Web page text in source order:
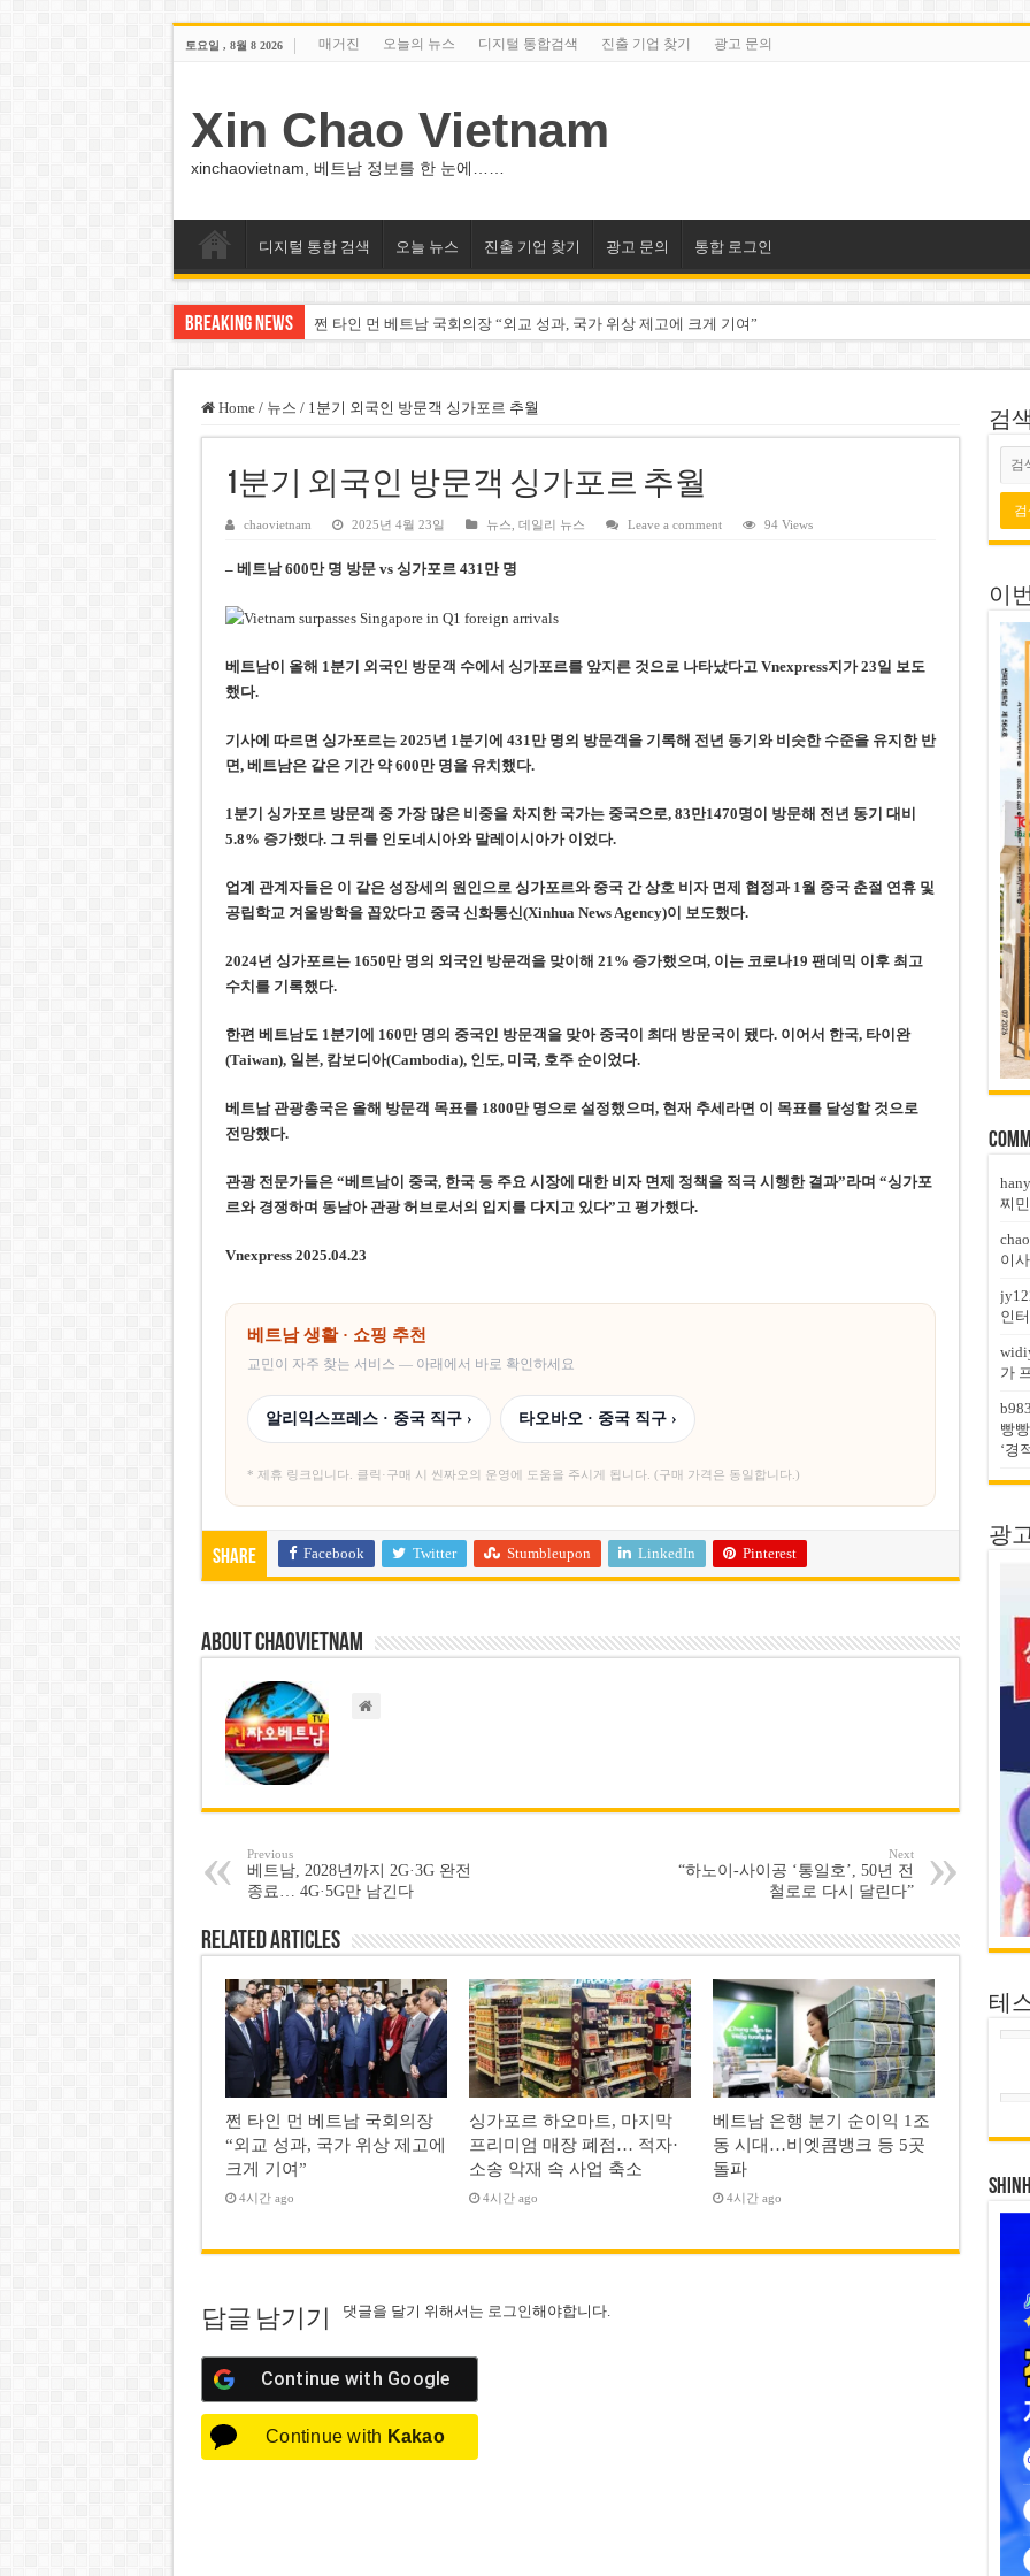
토요일 , 8월 8 2026 매거진 오늘의 뉴스 디지털 통합검색 진출 기업 찾기 광고 문의
Xin Chao Vietnam
xinchaovietnam, 베트남 정보를 한 눈에……
디지털 통합 검색 오늘 뉴스 진출 기업 찾기 광고 문의 통합 로그인
Breaking News 쩐 타인 먼 베트남 국회의장 “외교 성과, 국가 위상 제고에 크게 기여”
베트남 은행 분기 순이익 1조 동 시대…비엣콤뱅크 등 5곳 돌파
PNJ, 다이아몬드 밀수 여파에 2분기 적자… 10월 임시 주총 개최
팜 녓 브엉 빈그룹 회장 딸, 그룹 계열사 경영에 첫 등장
케펠, 투티엠 엠파이어시티 지분 전량 2억7000만 달러에 매각
베트남 MB은행, 2026년 수익 목표 자신…부동산 대출 비율 13% 고수
베트남 세무당국, 납세자 정보 공개 기준·절차 명확화
Home / 뉴스 / 1분기 외국인 방문객 싱가포르 추월
1분기 외국인 방문객 싱가포르 추월
chaovietnam 2025년 4월 23일 뉴스 데일리 뉴스 Leave a comment 94 Views
– 베트남 600만 명 방문 vs 싱가포르 431만 명
베트남이 올해 1분기 외국인 방문객 수에서 싱가포르를 앞지른 것으로 나타났다고 Vnexpress지가 23일 보도
했다.
기사에 따르면 싱가포르는 2025년 1분기에 431만 명의 방문객을 기록해 전년 동기와 비슷한 수준을 유지한 반
면, 베트남은 같은 기간 약 600만 명을 유치했다.
1분기 싱가포르 방문객 중 가장 많은 비중을 차지한 국가는 중국으로, 83만1470명이 방문해 전년 동기 대비
5.8% 증가했다. 그 뒤를 인도네시아와 말레이시아가 이었다.
업계 관계자들은 이 같은 성장세의 원인으로 싱가포르와 중국 간 상호 비자 면제 협정과 1월 중국 춘절 연휴 및
공립학교 겨울방학을 꼽았다고 중국 신화통신(Xinhua News Agency)이 보도했다.
2024년 싱가포르는 1650만 명의 외국인 방문객을 맞이해 21% 증가했으며, 이는 코로나19 팬데믹 이후 최고
수치를 기록했다.
한편 베트남도 1분기에 160만 명의 중국인 방문객을 맞아 중국이 최대 방문국이 됐다. 이어서 한국, 타이완
(Taiwan), 일본, 캄보디아(Cambodia), 인도, 미국, 호주 순이었다.
베트남 관광총국은 올해 방문객 목표를 1800만 명으로 설정했으며, 현재 추세라면 이 목표를 달성할 것으로
전망했다.
관광 전문가들은 “베트남이 중국, 한국 등 주요 시장에 대한 비자 면제 정책을 적극 시행한 결과”라며 “싱가포
르와 경쟁하며 동남아 관광 허브로서의 입지를 다지고 있다”고 평가했다.
Vnexpress 2025.04.23
베트남 생활 · 쇼핑 추천
교민이 자주 찾는 서비스 — 아래에서 바로 확인하세요
알리익스프레스 · 중국 직구 › 타오바오 · 중국 직구 ›
* 제휴 링크입니다. 클릭·구매 시 씬짜오의 운영에 도움을 주시게 됩니다. (구매 가격은 동일합니다.)
Share Facebook Twitter Stumbleupon LinkedIn Pinterest
About chaovietnam
Previous
베트남, 2028년까지 2G·3G 완전
종료… 4G·5G만 남긴다
Next
“하노이-사이공 ‘통일호’, 50년 전
철로로 다시 달린다”
Related Articles
쩐 타인 먼 베트남 국회의장
“외교 성과, 국가 위상 제고에
크게 기여”
4시간 ago
싱가포르 하오마트, 마지막
프리미엄 매장 폐점… 적자·
소송 악재 속 사업 축소
4시간 ago
베트남 은행 분기 순이익 1조
동 시대…비엣콤뱅크 등 5곳
돌파
4시간 ago
답글 남기기 댓글을 달기 위해서는 로그인해야합니다.
Continue with Google
Continue with Kakao
검
이
찌
이
인
가
빵
‘경
광
테